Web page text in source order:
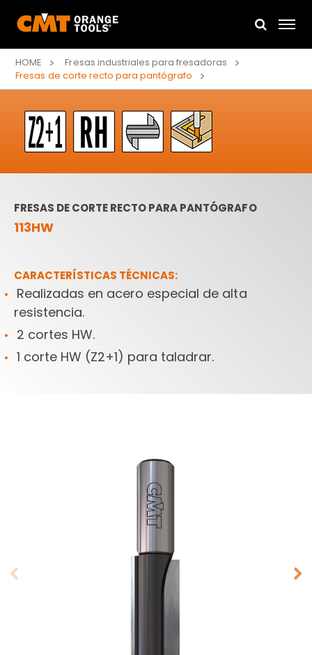
HOME
Fresas industriales para fresadoras
Fresas de corte recto para pantógrafo
FRESAS DE CORTE RECTO PARA PANTÓGRAFO
113HW
CARACTERÍSTICAS TÉCNICAS:
Realizadas en acero especial de alta
resistencia.
2 cortes HW.
1 corte HW (Z2+1) para taladrar.